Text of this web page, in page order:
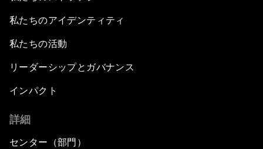
私たちのアイデンティティ
私たちの活動
リーダーシップとガバナンス
インパクト
詳細
センター（部門）